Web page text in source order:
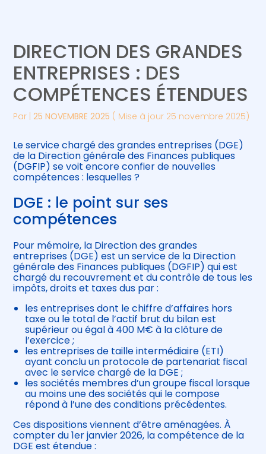
Gérer votre quotidien
Piloter votre entreprise
Développer votre entreprise
Construire votre patrimoine
Être prêt pour la facturation
Suivre votre comptabilité
Gérer vos ressources humaines
DIRECTION DES GRANDES
ENTREPRISES : DES
COMPÉTENCES ÉTENDUES
Par |25 NOVEMBRE 2025 ( Mise à jour 25 novembre 2025)
Le service chargé des grandes entreprises (DGE)
de la Direction générale des Finances publiques
(DGFIP) se voit encore confier de nouvelles
compétences : lesquelles ?
DGE : le point sur ses
compétences
Pour mémoire, la Direction des grandes
entreprises (DGE) est un service de la Direction
générale des Finances publiques (DGFIP) qui est
chargé du recouvrement et du contrôle de tous les
impôts, droits et taxes dus par :
les entreprises dont le chiffre d’affaires hors
taxe ou le total de l’actif brut du bilan est
supérieur ou égal à 400 M€ à la clôture de
l’exercice ;
les entreprises de taille intermédiaire (ETI)
ayant conclu un protocole de partenariat fiscal
avec le service chargé de la DGE ;
les sociétés membres d’un groupe fiscal lorsque
au moins une des sociétés qui le compose
répond à l’une des conditions précédentes.
Ces dispositions viennent d’être aménagées. À
compter du 1er janvier 2026, la compétence de la
DGE est étendue :